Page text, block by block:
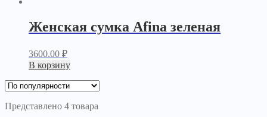
Женская сумка Afina зеленая
3600.00 ₽
В корзину
Представлено 4 товара